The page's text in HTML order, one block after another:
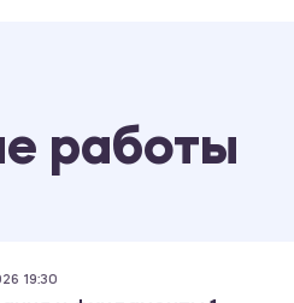
работы
19:30